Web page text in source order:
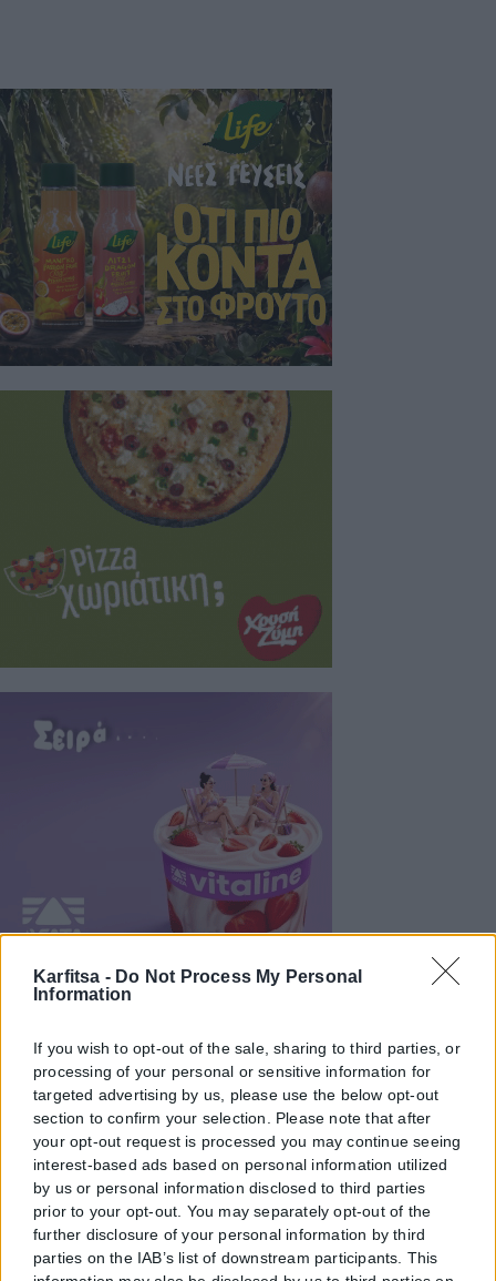
Karfitsa - Do Not Process My Personal
Information
If you wish to opt-out of the sale, sharing to third parties, or
processing of your personal or sensitive information for
targeted advertising by us, please use the below opt-out
section to confirm your selection. Please note that after
your opt-out request is processed you may continue seeing
interest-based ads based on personal information utilized
by us or personal information disclosed to third parties
prior to your opt-out. You may separately opt-out of the
further disclosure of your personal information by third
parties on the IAB’s list of downstream participants. This